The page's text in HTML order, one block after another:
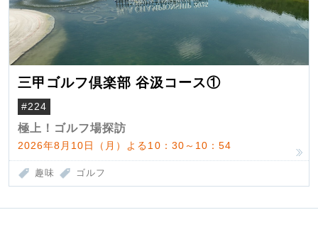
三甲ゴルフ倶楽部 谷汲コース①
#224
極上！ゴルフ場探訪
2026年8月10日（月）よる10：30～10：54
趣味 ゴルフ